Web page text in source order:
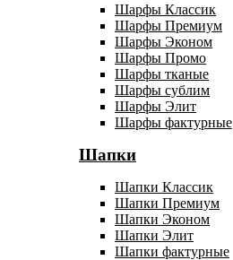
Шарфы Классик
Шарфы Премиум
Шарфы Эконом
Шарфы Промо
Шарфы тканые
Шарфы сублим
Шарфы Элит
Шарфы фактурные
Шапки
Шапки Классик
Шапки Премиум
Шапки Эконом
Шапки Элит
Шапки фактурные